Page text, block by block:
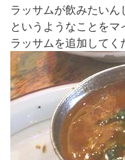
ラッサムが飲みたいん
というようなことを
ラッサムを追加してく